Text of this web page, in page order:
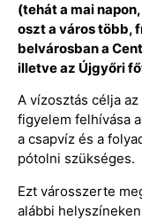
(tehát a mai
oszt a város több,
belvárosban a
illetve az Újgyőri
A vízosztás célja
figyelem felhívása
a csapvíz és a
pótolni szükséges.
Ezt városszerte
alábbi